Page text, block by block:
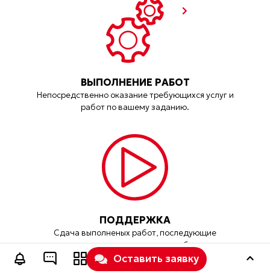
ВЫПОЛНЕНИЕ РАБОТ
Непосредственно оказание требующихся услуг и
работ по вашему заданию.
ПОДДЕРЖКА
Сдача выполненых работ, последующие
корректировки и поддержка при необходимости.
Оставить заявку